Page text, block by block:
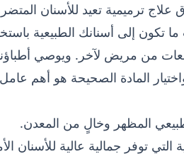
علاج ترميمية تعيد للأسنان
من مريض لآخر. ويوصي
واختيار المادة الصحيحة هو أهم
المظهر وخالٍ من المعدن.
توفر جمالية عالية للأسنان